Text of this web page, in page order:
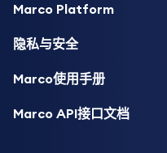
Marco Platform
隐私与安全
Marco使用手册
Marco API接口文档